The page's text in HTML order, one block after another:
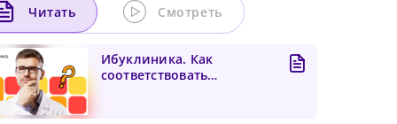
Читать Смотреть
Ибуклиника. Как
соответствовать